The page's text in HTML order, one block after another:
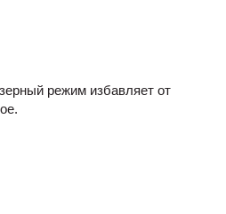
режим избавляет от